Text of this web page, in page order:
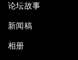
论坛故事
新闻稿
相册